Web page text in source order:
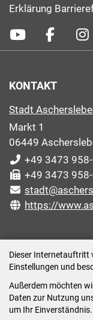
Dieser Internetauftritt
Einstellungen und
Außerdem möchten
Daten zur Nutzung
um Ihr Einverständnis.
Erklärung
KONTAKT
Stadt
Markt 1
06449
+49 3473
+49 3473
https://
Montag: 09:00-
Dienstag: 09:00-
Mittwoch: 09:00 -